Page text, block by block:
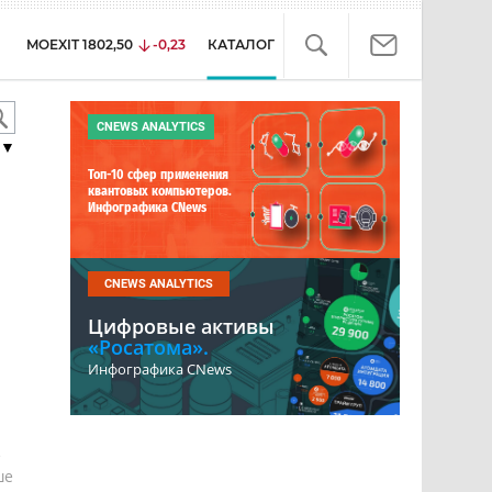
MOEXIT 1802,50 -0,23 КАТАЛОГ
CNEWS ANALYTICS
Топ-10 сфер применения
квантовых компьютеров.
Инфографика CNews
CNEWS ANALYTICS
Цифровые активы
«Росатома».
Инфографика CNews